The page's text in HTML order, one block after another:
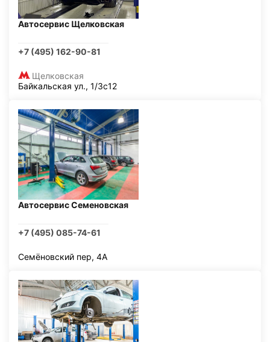
Автосервис Щелковская
+7 (495) 162-90-81
Щелковская
Байкальская ул., 1/3с12
Автосервис Семеновская
+7 (495) 085-74-61
Семёновский пер, 4А